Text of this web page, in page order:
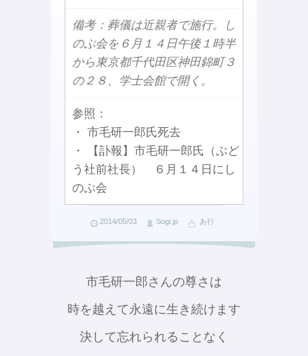
備考：葬儀は近親者で施行。し
のぶ会を６月１４日午後１時半
から東京都千代田区神田錦町３
の２８、学士会館で開く。
参照：
・ 市毛研一郎氏死去
・ 【訃報】市毛研一郎氏（ぶど
う社前社長） ６月１４日にし
のぷ会
2014/05/03 Sogi.jp あ行
市毛研一郎さんの尊さは
時を越えて永遠に生き続けます
決して忘れられることなく